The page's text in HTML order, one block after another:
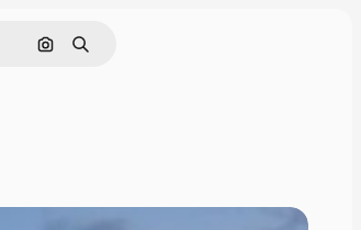
Cerca per immagine
Ricerca